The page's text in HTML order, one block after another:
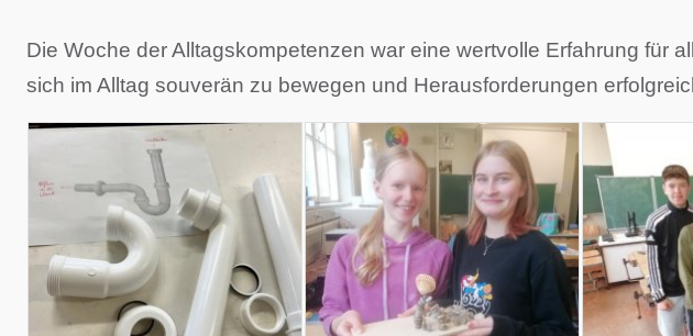
Die Woche der Alltagskompetenzen war eine wertvolle Erfahrung für
sich im Alltag souverän zu bewegen und Herausforderungen